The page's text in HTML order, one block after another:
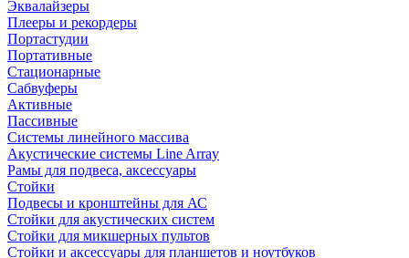
Эквалайзеры
Плееры и рекордеры
Портастудии
Портативные
Стационарные
Сабвуферы
Активные
Пассивные
Системы линейного массива
Акустические системы Line Array
Рамы для подвеса, аксессуары
Стойки
Подвесы и кронштейны для АС
Стойки для акустических систем
Стойки для микшерных пультов
Стойки и аксессуары для планшетов и ноутбуков